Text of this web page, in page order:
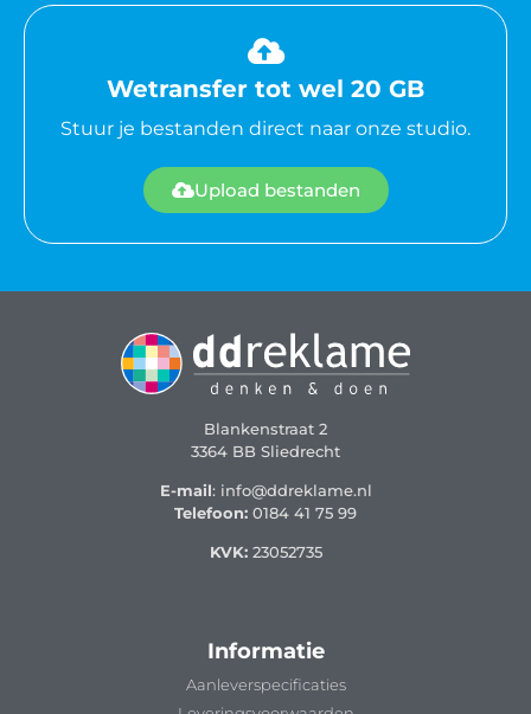
Wetransfer tot wel 20 GB
Stuur je bestanden direct naar onze studio.
Upload bestanden
Blankenstraat 2
3364 BB Sliedrecht
E-mail: info@ddreklame.nl
Telefoon: 0184 41 75 99
KVK: 23052735
Informatie
Aanleverspecificaties